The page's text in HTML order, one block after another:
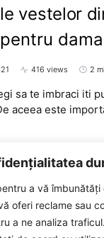
a vă
oferi reclame sau
a ne analiza
vestelor
dama
416 views 2
sa te imbraci iti
aceea este